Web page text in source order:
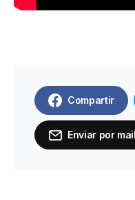
Compartir
Enviar por mail